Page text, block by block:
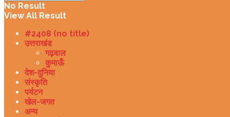
No Result
View All Result
#2408 (no title)
उत्तराखंड
गढ़वाल
कुमाऊँ
देश-दुनिया
संस्कृति
पर्यटन
खेल-जगत
अन्य